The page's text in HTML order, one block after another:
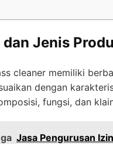
dan Jenis
cleaner memiliki
dengan
fungsi, dan
Jasa Pengurusan